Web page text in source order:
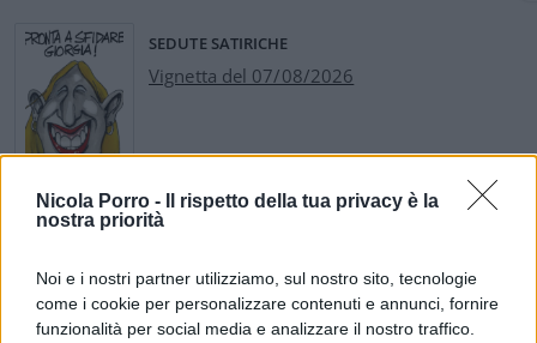
Nicola Porro -
Il rispetto della tua privacy è la
nostra priorità
Noi e i nostri partner utilizziamo, sul nostro sito, tecnologie
come i cookie per personalizzare contenuti e annunci, fornire
funzionalità per social media e analizzare il nostro traffico.
SEDUTE SATIRICHE
Vignetta del 07/08/2026
Vai all'archivio delle vignette